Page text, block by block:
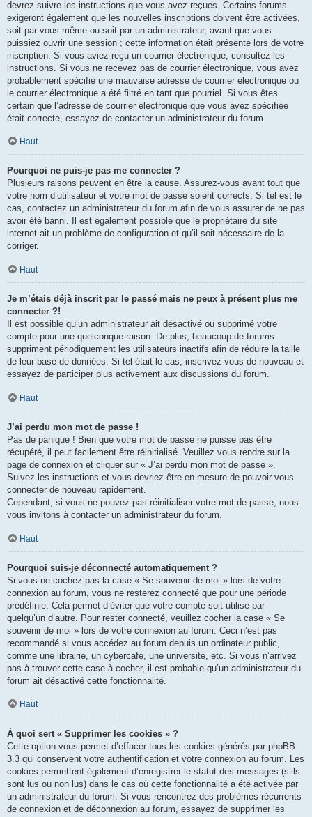
devrez suivre les instructions que vous avez reçues. Certains forums
exigeront également que les nouvelles inscriptions doivent être activées,
soit par vous-même ou soit par un administrateur, avant que vous
puissiez ouvrir une session ; cette information était présente lors de votre
inscription. Si vous aviez reçu un courrier électronique, consultez les
instructions. Si vous ne recevez pas de courrier électronique, vous avez
probablement spécifié une mauvaise adresse de courrier électronique ou
le courrier électronique a été filtré en tant que pourriel. Si vous êtes
certain que l’adresse de courrier électronique que vous avez spécifiée
était correcte, essayez de contacter un administrateur du forum.
Haut
Pourquoi ne puis-je pas me connecter ?
Plusieurs raisons peuvent en être la cause. Assurez-vous avant tout que
votre nom d’utilisateur et votre mot de passe soient corrects. Si tel est le
cas, contactez un administrateur du forum afin de vous assurer de ne pas
avoir été banni. Il est également possible que le propriétaire du site
internet ait un problème de configuration et qu’il soit nécessaire de la
corriger.
Haut
Je m’étais déjà inscrit par le passé mais ne peux à présent plus me
connecter ?!
Il est possible qu’un administrateur ait désactivé ou supprimé votre
compte pour une quelconque raison. De plus, beaucoup de forums
suppriment périodiquement les utilisateurs inactifs afin de réduire la taille
de leur base de données. Si tel était le cas, inscrivez-vous de nouveau et
essayez de participer plus activement aux discussions du forum.
Haut
J’ai perdu mon mot de passe !
Pas de panique ! Bien que votre mot de passe ne puisse pas être
récupéré, il peut facilement être réinitialisé. Veuillez vous rendre sur la
page de connexion et cliquer sur « J’ai perdu mon mot de passe ».
Suivez les instructions et vous devriez être en mesure de pouvoir vous
connecter de nouveau rapidement.
Cependant, si vous ne pouvez pas réinitialiser votre mot de passe, nous
vous invitons à contacter un administrateur du forum.
Haut
Pourquoi suis-je déconnecté automatiquement ?
Si vous ne cochez pas la case « Se souvenir de moi » lors de votre
connexion au forum, vous ne resterez connecté que pour une période
prédéfinie. Cela permet d’éviter que votre compte soit utilisé par
quelqu’un d’autre. Pour rester connecté, veuillez cocher la case « Se
souvenir de moi » lors de votre connexion au forum. Ceci n’est pas
recommandé si vous accédez au forum depuis un ordinateur public,
comme une librairie, un cybercafé, une université, etc. Si vous n’arrivez
pas à trouver cette case à cocher, il est probable qu’un administrateur du
forum ait désactivé cette fonctionnalité.
Haut
À quoi sert « Supprimer les cookies » ?
Cette option vous permet d’effacer tous les cookies générés par phpBB
3.3 qui conservent votre authentification et votre connexion au forum. Les
cookies permettent également d’enregistrer le statut des messages (s’ils
sont lus ou non lus) dans le cas où cette fonctionnalité a été activée par
un administrateur du forum. Si vous rencontrez des problèmes récurrents
de connexion et de déconnexion au forum, essayez de supprimer les